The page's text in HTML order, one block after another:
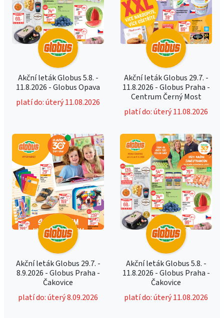
Akční leták Globus 5.8. -
11.8.2026 - Globus Opava
platí do: úterý 11.08.2026
Akční leták Globus 29.7. -
11.8.2026 - Globus Praha -
Centrum Černý Most
platí do: úterý 11.08.2026
Akční leták Globus 29.7. -
8.9.2026 - Globus Praha -
Čakovice
platí do: úterý 8.09.2026
Akční leták Globus 5.8. -
11.8.2026 - Globus Praha -
Čakovice
platí do: úterý 11.08.2026